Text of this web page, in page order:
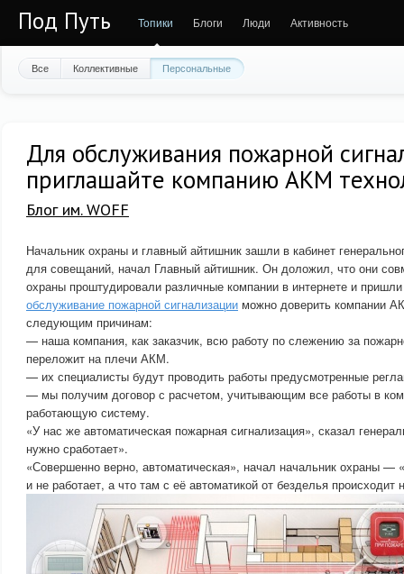
Под Путь Топики Блоги Люди Активность
Все Коллективные Персональные
Для обслуживания пожарной
приглашайте компанию АКМ
Блог им. WOFF
Начальник охраны и главный айтишник зашли в кабинет
для совещаний, начал Главный айтишник. Он доложил, что они
охраны проштудировали различные компании в интернете и
обслуживание пожарной сигнализации можно доверить компании
следующим причинам:
— наша компания, как заказчик, всю работу по слежению за
переложит на плечи АКМ.
— их специалисты будут проводить работы предусмотренные
— мы получим договор с расчетом, учитывающим все работы в
работающую систему.
«У нас же автоматическая пожарная сигнализация», сказал
нужно сработает».
«Совершенно верно, автоматическая», начал начальник охраны —
и не работает, а что там с её автоматикой от безделья происходит